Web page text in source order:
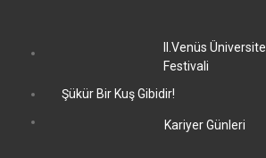
II.Venüs Üniversite
Festivali
Şükür Bir Kuş Gibidir!
Kariyer Günleri